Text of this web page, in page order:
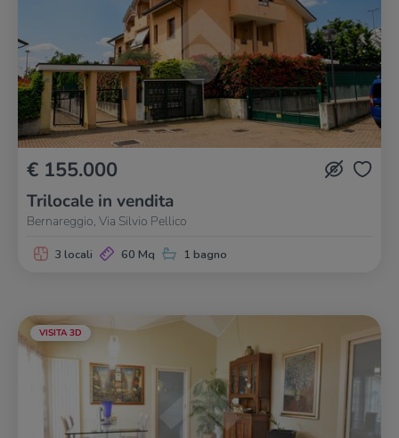
€ 155.000
Trilocale in vendita
Bernareggio, Via Silvio Pellico
3 locali 60 Mq 1 bagno
VISITA 3D